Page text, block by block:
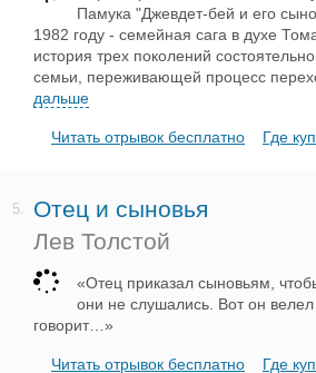
Памука "Джевдет-бей и его
1982 году - семейная сага в духе
история трех поколений
семьи, переживающей процесс
дальше
Читать отрывок бесплатно Где
5.
Отец и сыновья
Лев Толстой
«Отец приказал сыновьям,
они не слушались. Вот он велел
говорит…»
Читать отрывок бесплатно Где